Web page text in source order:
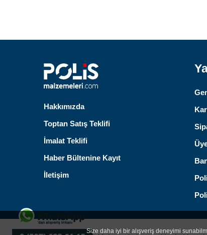
Hakkımızda
Toptan Satış Teklifi
İmalat Teklifi
Haber Bültenine Kayıt
İletişim
Size daha iyi bir alışveriş deneyimi